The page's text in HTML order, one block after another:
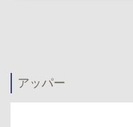
アッパー